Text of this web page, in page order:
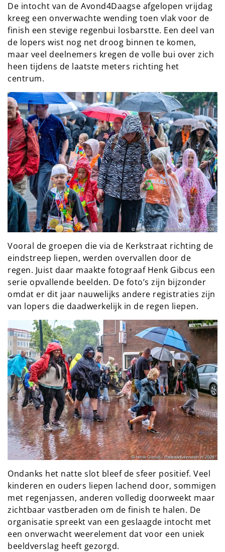
De intocht van de Avond4Daagse afgelopen vrijdag
kreeg een onverwachte wending toen vlak voor de
finish een stevige regenbui losbarstte. Een deel van
de lopers wist nog net droog binnen te komen,
maar veel deelnemers kregen de volle bui over zich
heen tijdens de laatste meters richting het
centrum.
Vooral de groepen die via de Kerkstraat richting de
eindstreep liepen, werden overvallen door de
regen. Juist daar maakte fotograaf Henk Gibcus een
serie opvallende beelden. De foto’s zijn bijzonder
omdat er dit jaar nauwelijks andere registraties zijn
van lopers die daadwerkelijk in de regen liepen.
Ondanks het natte slot bleef de sfeer positief. Veel
kinderen en ouders liepen lachend door, sommigen
met regenjassen, anderen volledig doorweekt maar
zichtbaar vastberaden om de finish te halen. De
organisatie spreekt van een geslaagde intocht met
een onverwacht weerelement dat voor een uniek
beeldverslag heeft gezorgd.